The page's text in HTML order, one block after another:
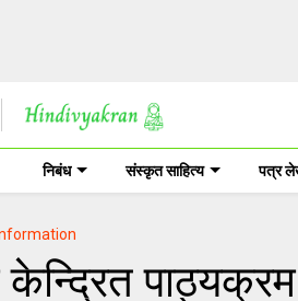
निबंध संस्कृत साहित्य पत्र